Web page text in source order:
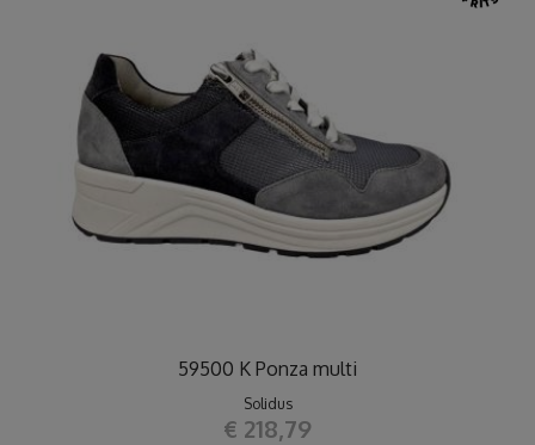
59500 K Ponza multi
Solidus
€ 218,79